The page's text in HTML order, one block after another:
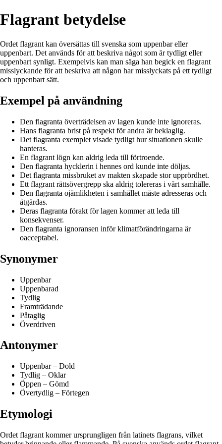
Flagrant betydelse
Ordet flagrant kan översättas till svenska som uppenbar eller
uppenbart. Det används för att beskriva något som är tydligt eller
uppenbart synligt. Exempelvis kan man säga han begick en flagrant
misslyckande för att beskriva att någon har misslyckats på ett tydligt
och uppenbart sätt.
Exempel på användning
Den flagranta överträdelsen av lagen kunde inte ignoreras.
Hans flagranta brist på respekt för andra är beklaglig.
Det flagranta exemplet visade tydligt hur situationen skulle
hanteras.
En flagrant lögn kan aldrig leda till förtroende.
Den flagranta hycklerin i hennes ord kunde inte döljas.
Det flagranta missbruket av makten skapade stor upprördhet.
Ett flagrant rättsövergrepp ska aldrig tolereras i vårt samhälle.
Den flagranta ojämlikheten i samhället måste adresseras och
åtgärdas.
Deras flagranta förakt för lagen kommer att leda till
konsekvenser.
Den flagranta ignoransen inför klimatförändringarna är
oacceptabel.
Synonymer
Uppenbar
Uppenbarad
Tydlig
Framträdande
Påtaglig
Överdriven
Antonymer
Uppenbar – Dold
Tydlig – Oklar
Öppen – Gömd
Övertydlig – Förtegen
Etymologi
Ordet flagrant kommer ursprungligen från latinets flagrans, vilket